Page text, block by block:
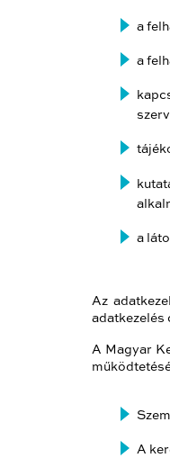
a
a
a
Az
adatkezelés
A Magyar
A